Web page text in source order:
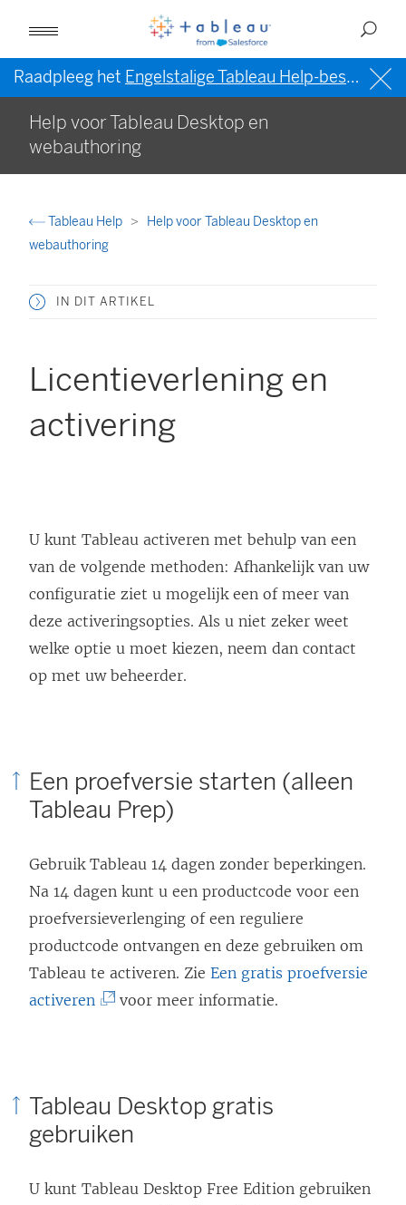
Raadpleeg het Engelstalige Tableau Help-bestand (VS)
Help voor Tableau Desktop en
webauthoring
Tableau Help
Help voor Tableau Desktop en
webauthoring
IN DIT ARTIKEL
Licentieverlening en
activering
U kunt Tableau activeren met behulp van een
van de volgende methoden: Afhankelijk van uw
configuratie ziet u mogelijk een of meer van
deze activeringsopties. Als u niet zeker weet
welke optie u moet kiezen, neem dan contact
op met uw beheerder.
Een proefversie starten (alleen
Tableau Prep)
Gebruik Tableau 14 dagen zonder beperkingen.
Na 14 dagen kunt u een productcode voor een
proefversieverlenging of een reguliere
productcode ontvangen en deze gebruiken om
Tableau te activeren. Zie Een gratis proefversie
activeren
k
w
r
voor meer informatie.
Tableau Desktop gratis
gebruiken
U kunt Tableau Desktop Free Edition gebruiken